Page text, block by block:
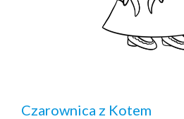
Czarownica z Kotem